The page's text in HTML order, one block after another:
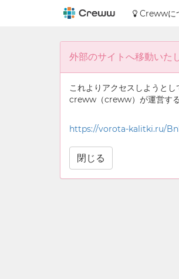
Crewwに
外部のサイトへ移動いた
これよりアクセスしようとし
creww（creww）が運営する
https://vorota-kalitki.ru/
閉じる